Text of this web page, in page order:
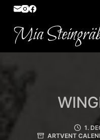
S
k
p
Mia
1.
ARTVENT